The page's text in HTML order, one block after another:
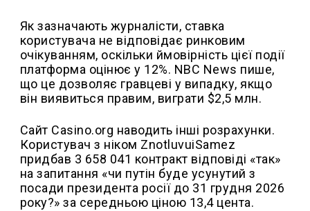
Як зазначають журналісти, cтавка
користувача не відповідає ринковим
очікуванням, оскільки ймовірність цієї події
платформа оцінює у 12%. NBC News пише,
що це дозволяє гравцеві у випадку, якщо
він виявиться правим, виграти $2,5 млн.
Сайт Casino.org наводить інші розрахунки.
Користувач з ніком ZnotluvuiSamez
придбав 3 658 041 контракт відповіді «так»
на запитання «чи путін буде усунутий з
посади президента росії до 31 грудня 2026
року?» за середньою ціною 13,4 цента.